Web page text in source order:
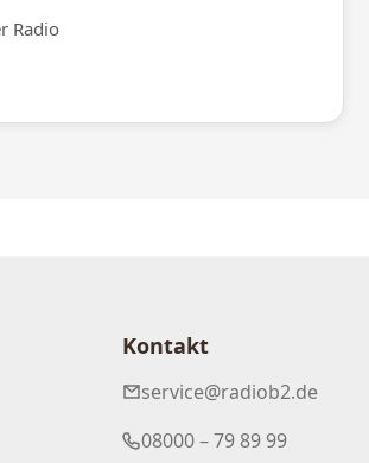
Radio
Kontakt
service@radiob2.de
08000 – 79 89 99